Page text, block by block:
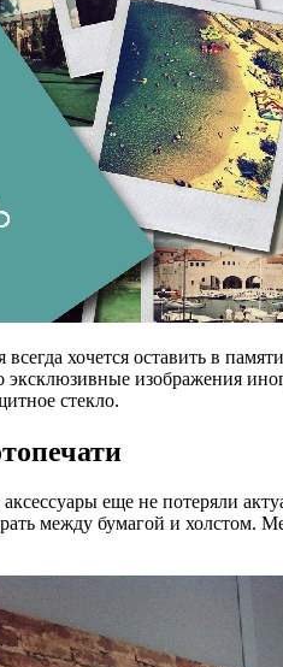
хочется оставить в
изображения
стекло.
еще не потеряли
между бумагой и холстом.